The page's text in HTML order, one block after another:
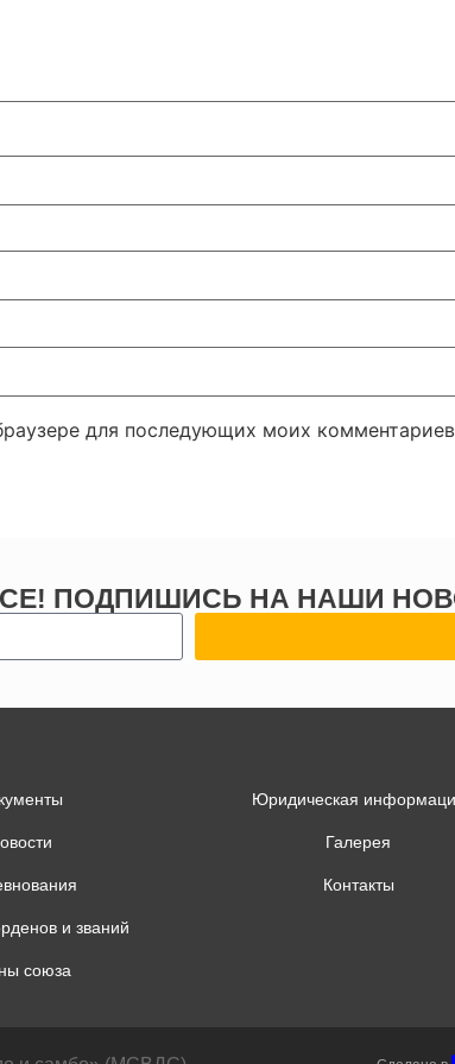
для последующих моих
ПОДПИШИСЬ НА НАШИ
и званий
союза
Юридическая
Галерея
Контакты